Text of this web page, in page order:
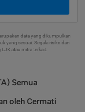
data yang dikumpulkan
yang sesuai. Segala risiko dan
atau mitra terkait.
Semua
oleh Cermati